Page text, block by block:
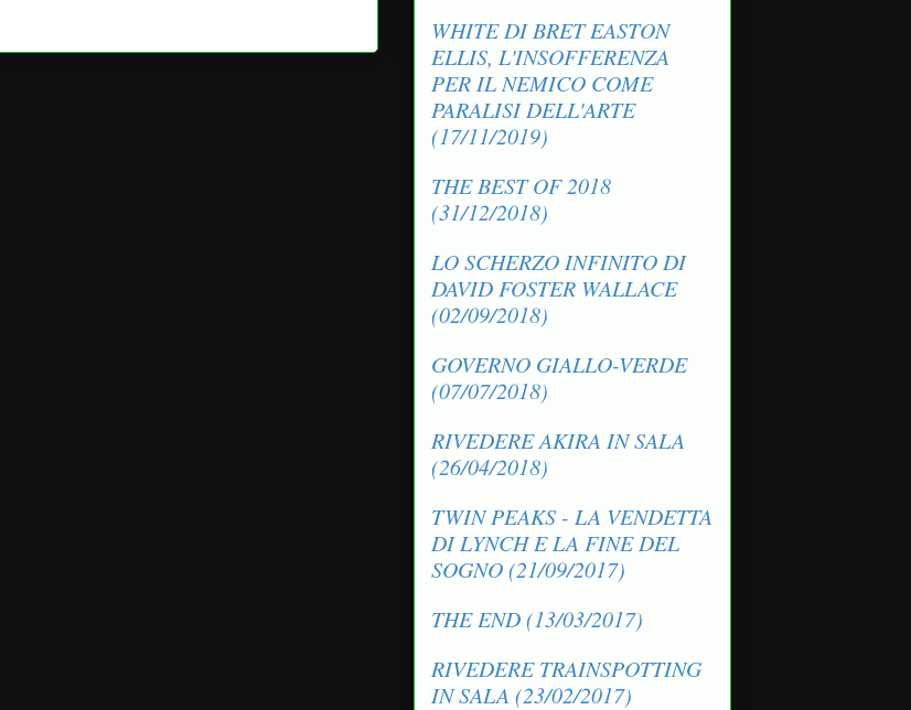
WHITE DI BRET EASTON
ELLIS, L'INSOFFERENZA
PER IL NEMICO COME
PARALISI DELL'ARTE
(17/11/2019)
THE BEST OF 2018
(31/12/2018)
LO SCHERZO INFINITO DI
DAVID FOSTER WALLACE
(02/09/2018)
GOVERNO GIALLO-VERDE
(07/07/2018)
RIVEDERE AKIRA IN SALA
(26/04/2018)
TWIN PEAKS - LA VENDETTA
DI LYNCH E LA FINE DEL
SOGNO (21/09/2017)
THE END (13/03/2017)
RIVEDERE TRAINSPOTTING
IN SALA (23/02/2017)